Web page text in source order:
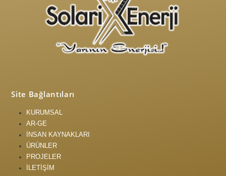
Site Bağlantıları
KURUMSAL
AR-GE
İNSAN KAYNAKLARI
ÜRÜNLER
PROJELER
İLETİŞİM